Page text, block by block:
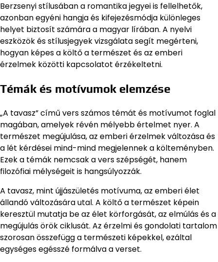
Berzsenyi stílusában a romantika jegyei is fellelhetők,
azonban egyéni hangja és kifejezésmódja különleges
helyet biztosít számára a magyar lírában. A nyelvi
eszközök és stílusjegyek vizsgálata segít megérteni,
hogyan képes a költő a természet és az emberi
érzelmek közötti kapcsolatot érzékeltetni.
Témák és motívumok elemzése
„A tavasz” című vers számos témát és motívumot foglal
magában, amelyek révén mélyebb értelmet nyer. A
természet megújulása, az emberi érzelmek változása és
a lét kérdései mind-mind megjelennek a költeményben.
Ezek a témák nemcsak a vers szépségét, hanem
filozófiai mélységeit is hangsúlyozzák.
A tavasz, mint újjászületés motívuma, az emberi élet
állandó változására utal. A költő a természet képein
keresztül mutatja be az élet körforgását, az elmúlás és a
megújulás örök ciklusát. Az érzelmi és gondolati tartalom
szorosan összefügg a természeti képekkel, ezáltal
egységes egésszé formálva a verset.